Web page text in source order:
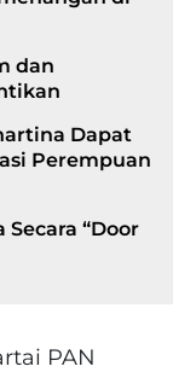
dan
Dapat
Perempuan
“Door
PAN